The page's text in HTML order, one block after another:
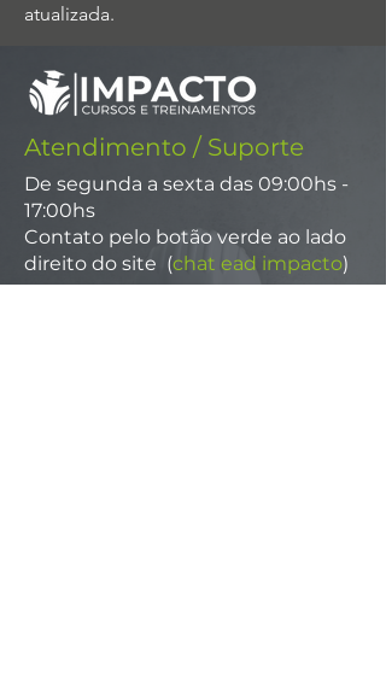
atualizada.
Atendimento / Suporte
De segunda a sexta das 09:00hs -
17:00hs
Contato pelo botão verde ao lado
direito do site (chat ead impacto)